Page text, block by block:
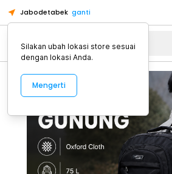
Jabodetabek ganti
Alat Kopi
Silakan ubah lokasi store sesuai
dengan lokasi Anda.
Mengerti